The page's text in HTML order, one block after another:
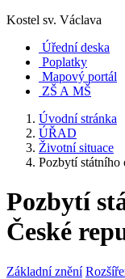
Kostel sv. Václava
Úřední deska
Poplatky
Mapový portál
ZŠ A MŠ
Úvodní stránka
ÚŘAD
Životní situace
Pozbytí státního
Pozbytí
České
Základní znění